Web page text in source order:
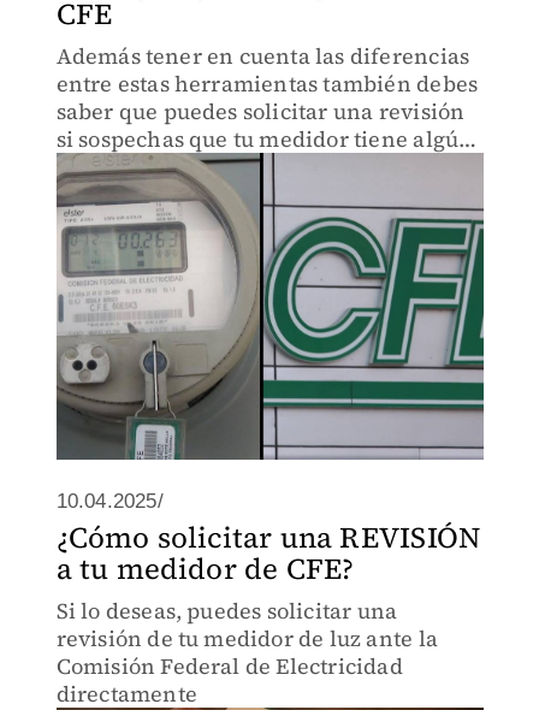
CFE
Además tener en cuenta las diferencias
entre estas herramientas también debes
saber que puedes solicitar una revisión
si sospechas que tu medidor tiene algún
problema
10.04.2025/
¿Cómo solicitar una REVISIÓN
a tu medidor de CFE?
Si lo deseas, puedes solicitar una
revisión de tu medidor de luz ante la
Comisión Federal de Electricidad
directamente